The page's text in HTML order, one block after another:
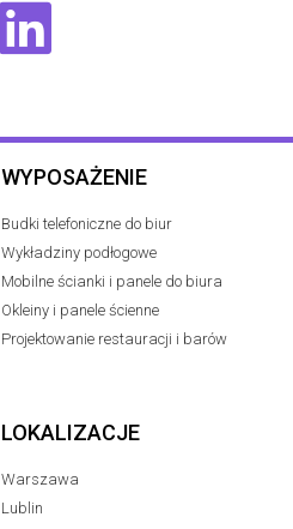
WYPOSAŻENIE
Budki telefoniczne do biur
Wykładziny podłogowe
Mobilne ścianki i panele do biura
Okleiny i panele ścienne
Projektowanie restauracji i barów
LOKALIZACJE
Warszawa
Lublin